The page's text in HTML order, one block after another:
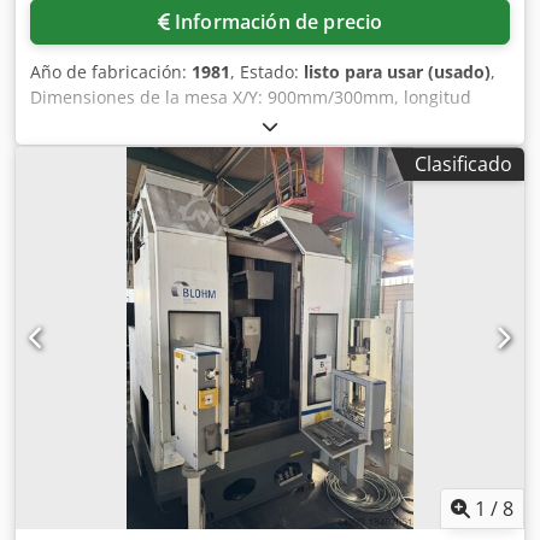
Información de precio
Año de fabricación: 1981, Estado: listo para usar (usado),
Dimensiones de la mesa X/Y: 900mm/300mm, longitud
máxima de rectificado: 900mm, anchura máxima de
rectificado: 350mm, distancia máxima entre el centro de la
mesa y el husillo: 575mm, carga máxima de la mesa:
670kg, movimiento longitudinal/transversal máximo de la
mesa: 859mm/300mm, velocidad del husillo de rectificado:
2800 rpm, diámetro exterior de la muela mín./máx.:
400mm/165mm, diámetro del orificio para 400mm:
127mm. Dimensiones de la máquina X/Y: aprox.
1100mm/1100mm, peso: aprox. 3100kg. Documentación
disponible. Es posible una inspección in situ. Chjdpsx Tul
Clasificado
1 /8